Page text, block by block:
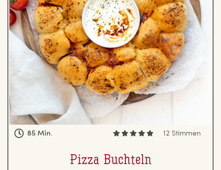
85 Min. 12 Stimmen
Pizza Buchteln